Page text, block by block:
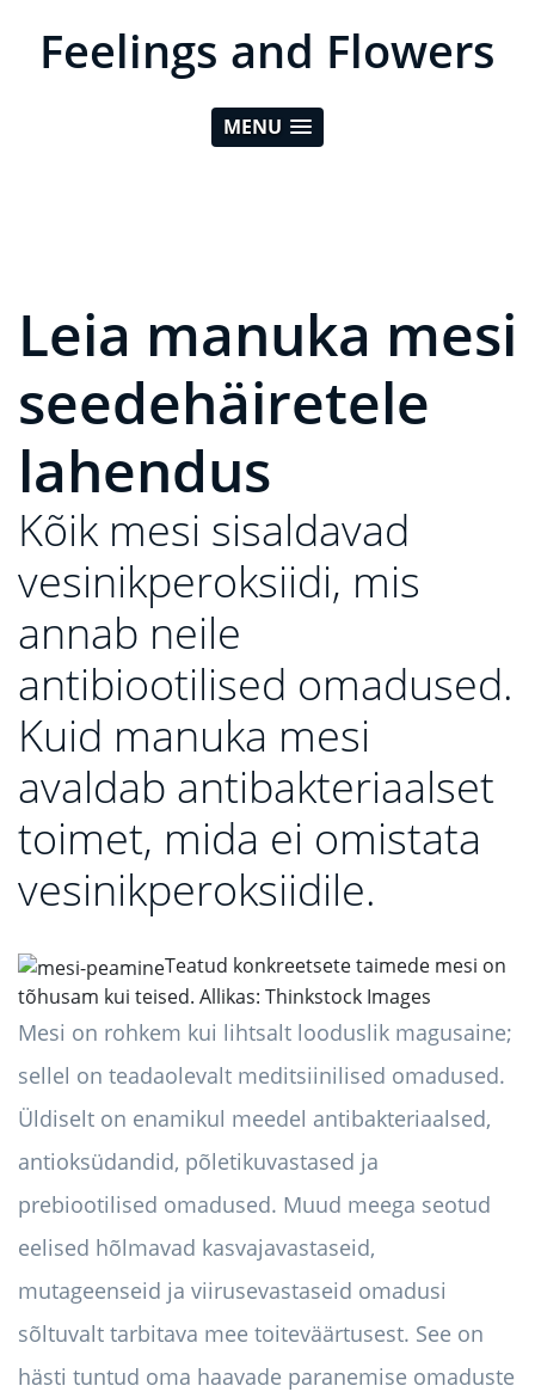
Feelings and Flowers
MENU
Leia manuka mesi
seedehäiretele
lahendus
Kõik mesi sisaldavad
vesinikperoksiidi, mis
annab neile
antibiootilised omadused.
Kuid manuka mesi
avaldab antibakteriaalset
toimet, mida ei omistata
vesinikperoksiidile.
Teatud konkreetsete taimede mesi on
tõhusam kui teised. Allikas: Thinkstock Images
Mesi on rohkem kui lihtsalt looduslik magusaine;
sellel on teadaolevalt meditsiinilised omadused.
Üldiselt on enamikul meedel antibakteriaalsed,
antioksüdandid, põletikuvastased ja
prebiootilised omadused. Muud meega seotud
eelised hõlmavad kasvajavastaseid,
mutageenseid ja viirusevastaseid omadusi
sõltuvalt tarbitava mee toiteväärtusest. See on
hästi tuntud oma haavade paranemise omaduste